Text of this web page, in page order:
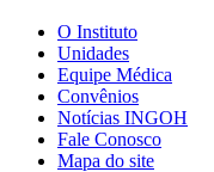
O Instituto
Unidades
Equipe Médica
Convênios
Notícias INGOH
Fale Conosco
Mapa do site